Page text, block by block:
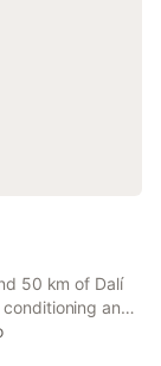
50 km of Dalí
and
km from Col
private...